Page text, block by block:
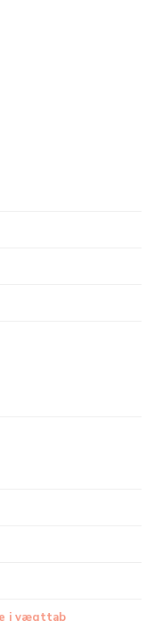
i vægttab